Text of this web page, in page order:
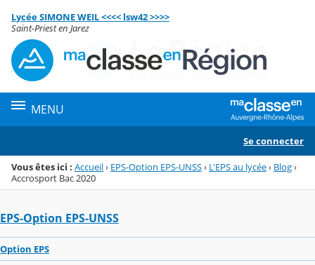
Menu de la rubrique
Contenu
Lycée SIMONE WEIL <<<< lsw42 >>>>
Saint-Priest en Jarez
MENU
Se connecter
Vous êtes ici : Accueil› EPS-Option EPS-UNSS› L'EPS au lycée› Blog›
Accrosport Bac 2020
EPS-Option EPS-UNSS
Option EPS